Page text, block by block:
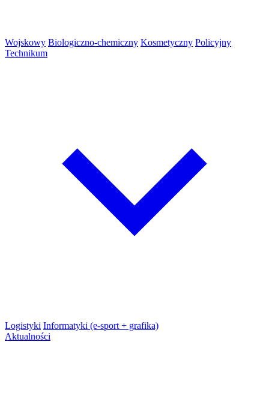
Wojskowy Biologiczno-chemiczny Kosmetyczny Policyjny
Technikum
Logistyki Informatyki (e-sport + grafika)
Aktualności